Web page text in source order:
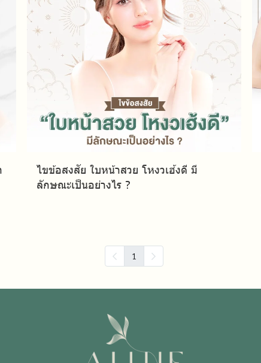
ไขข้อสงสัย ใบหน้าสวย โหงวเฮ้งดี มี
ลักษณะเป็นอย่างไร ?
1